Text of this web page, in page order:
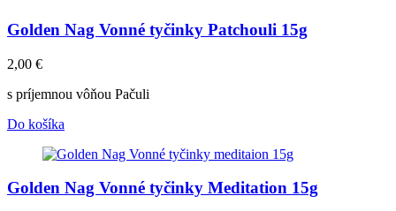
Golden Nag Vonné tyčinky Patchouli 15g
2,00 €
s príjemnou vôňou Pačuli
Do košíka
Golden Nag Vonné tyčinky Meditation 15g